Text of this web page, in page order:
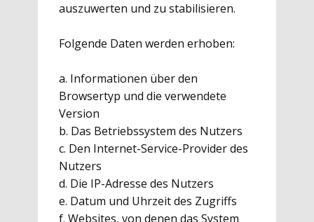
auszuwerten und zu stabilisieren.
Folgende Daten werden erhoben:
a. Informationen über den
Browsertyp und die verwendete
Version
b. Das Betriebssystem des Nutzers
c. Den Internet-Service-Provider des
Nutzers
d. Die IP-Adresse des Nutzers
e. Datum und Uhrzeit des Zugriffs
f. Websites, von denen das System